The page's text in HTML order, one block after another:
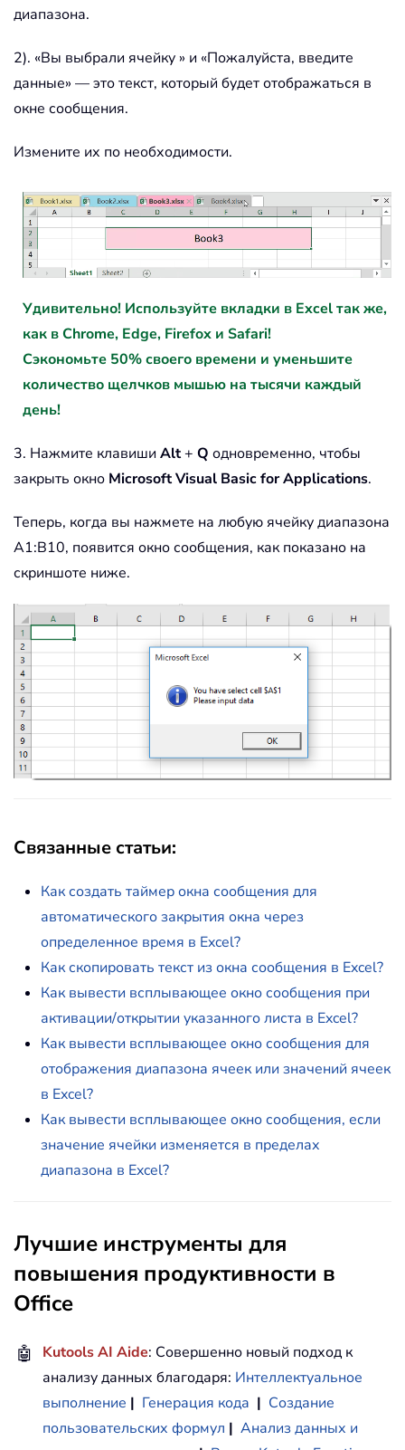
диапазона.
2). «Вы выбрали ячейку » и «Пожалуйста, введите
данные» — это текст, который будет отображаться в
окне сообщения.
Измените их по необходимости.
Удивительно! Используйте вкладки в Excel так же,
как в Chrome, Edge, Firefox и Safari!
Сэкономьте 50% своего времени и уменьшите
количество щелчков мышью на тысячи каждый
день!
3. Нажмите клавиши Alt+ Q одновременно, чтобы
закрыть окно Microsoft Visual Basic for Applications.
Теперь, когда вы нажмете на любую ячейку диапазона
A1:B10, появится окно сообщения, как показано на
скриншоте ниже.
Связанные статьи:
Как создать таймер окна сообщения для
автоматического закрытия окна через
определенное время в Excel?
Как скопировать текст из окна сообщения в Excel?
Как вывести всплывающее окно сообщения при
активации/открытии указанного листа в Excel?
Как вывести всплывающее окно сообщения для
отображения диапазона ячеек или значений ячеек
в Excel?
Как вывести всплывающее окно сообщения, если
значение ячейки изменяется в пределах
диапазона в Excel?
Лучшие инструменты для
повышения продуктивности в
Office
🤖 Kutools AI Aide: Совершенно новый подход к
анализу данных благодаря: Интеллектуальное
выполнение | Генерация кода | Создание
пользовательских формул | Анализ данных и